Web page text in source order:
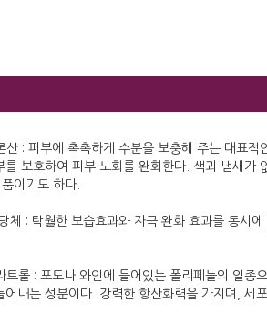
: 피부에 촉촉하게 수분을 보충해 주는 대표적
를 보호하여 피부 노화를 완화한다. 색과 냄새가
이기도 하다.
체 : 탁월한 보습효과와 자극 완화 효과를 동시
롤 : 포도나 와인에 들어있는 폴리페놀의 일종
어내는 성분이다. 강력한 항산화력을 가지며, 세